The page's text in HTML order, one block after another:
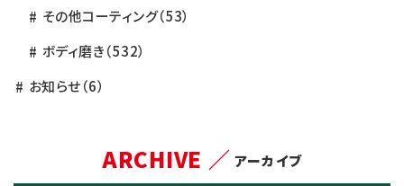
その他コーティング（53）
ボディ磨き（532）
お知らせ（6）
ARCHIVE ／ アーカイブ